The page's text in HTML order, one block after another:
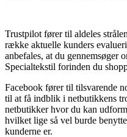
Trustpilot fører til aldeles
række aktuelle kunders
anbefales, at du gennemsøger
Specialtekstil forinden du
Facebook fører til tilsvarende
til at få indblik i netbutikkens
netbutikker hvor du kan
hvilket lige så vel burde
kunderne er.